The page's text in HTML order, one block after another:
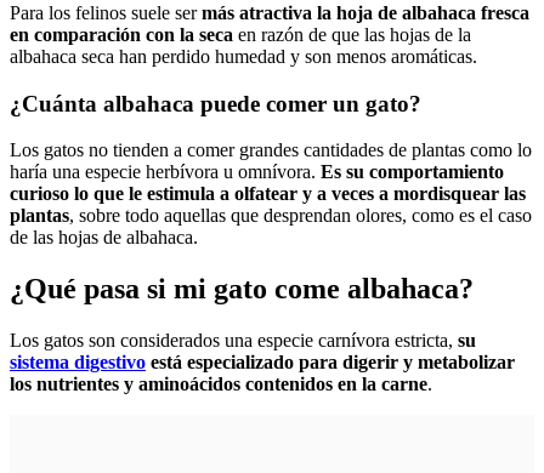
Para los felinos suele sermás atractiva la hoja de albahaca fresca
en comparación con la seca en razón de que las hojas de la
albahaca seca han perdido humedad y son menos aromáticas.
¿Cuánta albahaca puede comer un gato?
Los gatos no tienden a comer grandes cantidades de plantas como lo
haría una especie herbívora u omnívora. Es su comportamiento
curioso lo que le estimula a olfatear y a veces a mordisquear las
plantas, sobre todo aquellas que desprendan olores, como es el caso
de las hojas de albahaca.
¿Qué pasa si mi gato come albahaca?
Los gatos son considerados una especie carnívora estricta, su
sistema digestivo está especializado para digerir y metabolizar
los nutrientes y aminoácidos contenidos en la carne.